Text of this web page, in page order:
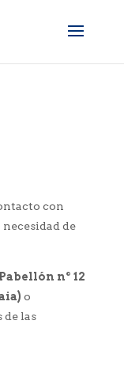
con
de
nº 12
o
de las